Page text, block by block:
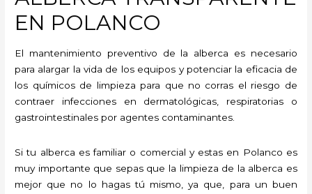
EN POLANCO
El mantenimiento preventivo de la alberca es necesario
para alargar la vida de los equipos y potenciar la eficacia de
los químicos de limpieza para que no corras el riesgo de
contraer infecciones en dermatológicas, respiratorias o
gastrointestinales por agentes contaminantes.
Si tu alberca es familiar o comercial y estas en Polanco es
muy importante que sepas que la limpieza de la alberca es
mejor que no lo hagas tú mismo, ya que, para un buen